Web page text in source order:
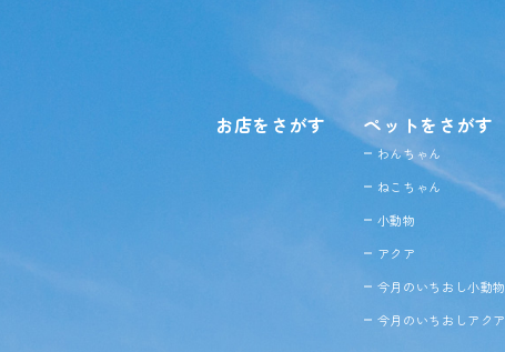
お店をさがす ペットをさがす
わんちゃん
ねこちゃん
小動物
アクア
今月のいちおし小動物
今月のいちおしアクア